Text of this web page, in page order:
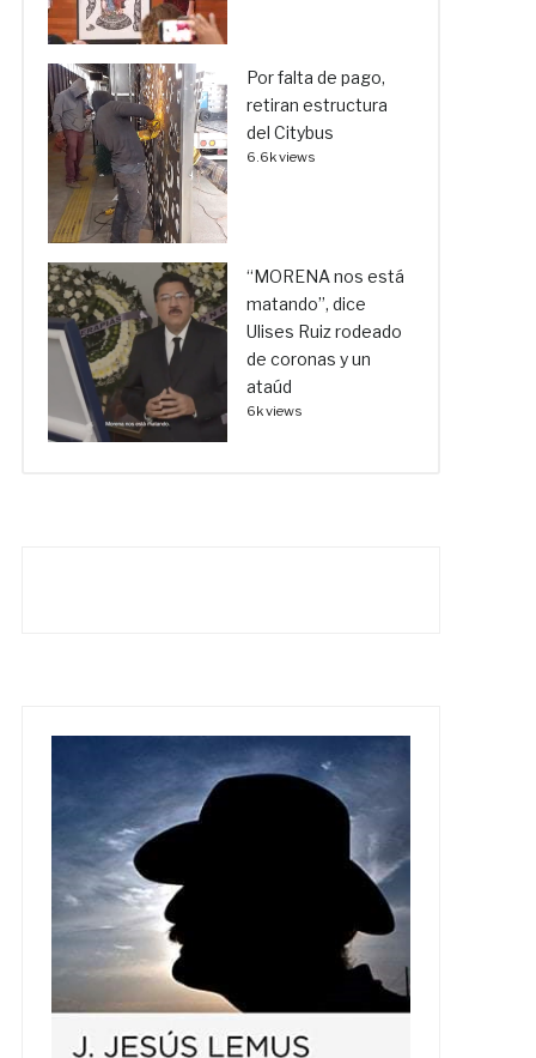
Por falta de pago,
retiran estructura
del Citybus
6.6k views
“MORENA nos está
matando”, dice
Ulises Ruiz rodeado
de coronas y un
ataúd
6k views